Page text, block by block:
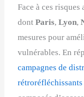
Face à ces
dontParis,Lyon,
mesures pour
vulnérables. En
campagnes de
rétroréfléchissants